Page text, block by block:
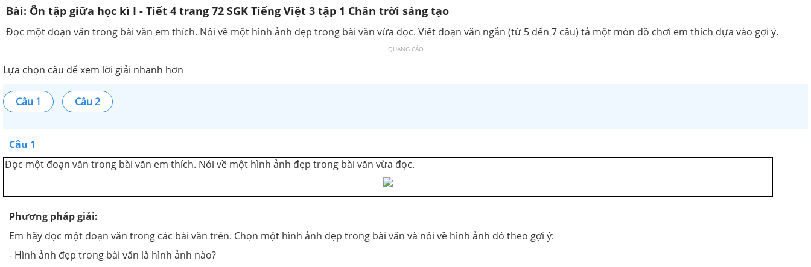
Bài: Ôn tập giữa học kì I - Tiết 4 trang 72 SGK Tiếng Việt 3 tập 1 Chân trời sáng tạo
Đọc một đoạn văn trong bài văn em thích. Nói về một hình ảnh đẹp trong bài văn vừa đọc. Viết đoạn văn ngắn (từ 5 đến 7 câu) tả một món đồ chơi em thích dựa vào gợi ý.
QUẢNG CÁO
Lựa chọn câu để xem lời giải nhanh hơn
Câu 1 Câu 2
Câu 1
Đọc một đoạn văn trong bài văn em thích. Nói về một hình ảnh đẹp trong bài văn vừa đọc.
Phương pháp giải:
Em hãy đọc một đoạn văn trong các bài văn trên. Chọn một hình ảnh đẹp trong bài văn và nói về hình ảnh đó theo gợi ý:
- Hình ảnh đẹp trong bài văn là hình ảnh nào?